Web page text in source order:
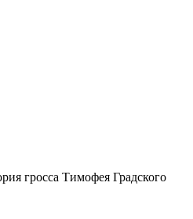
гросса Тимофея Градского